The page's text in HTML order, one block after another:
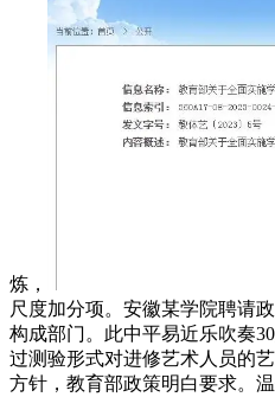
炼，
尺度加分项。安徽某学院聘请
构成部门。此中平易近乐吹奏
过测验形式对进修艺术人员的
方针，教育部政策明白要求。